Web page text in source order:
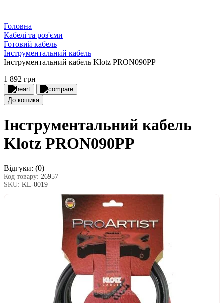
Головна
Кабелі та роз'єми
Готовий кабель
Інструментальний кабель
Інструментальний кабель Klotz PRON090PP
1 892 грн
До кошика
Інструментальний кабель
Klotz PRON090PP
Відгуки: (0)
Код товару: 26957
SKU: KL-0019